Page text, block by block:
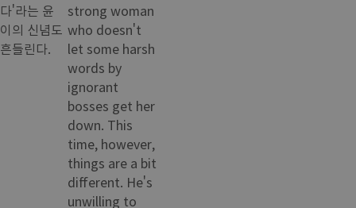
다'라는 윤
이의 신념도
흔들린다.
strong woman
who doesn't
let some harsh
words by
ignorant
bosses get her
down. This
time, however,
things are a bit
different. He's
unwilling to